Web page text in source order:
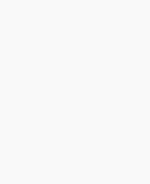
Ürün
Ürün
Bu